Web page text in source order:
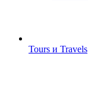
Tours и Travels